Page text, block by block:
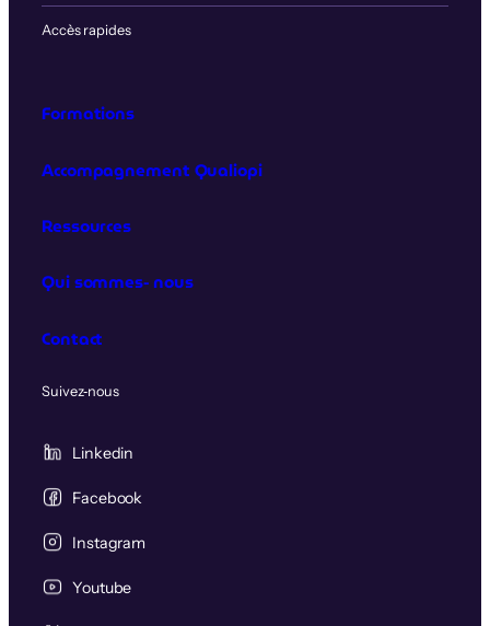
Accès rapides
Formations
Accompagnement Qualiopi
Ressources
Qui sommes‑nous
Contact
Suivez‑nous
Linkedin
Facebook
Instagram
Youtube